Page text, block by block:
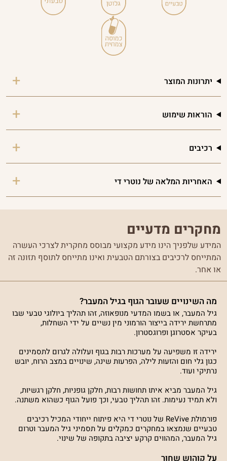
יתרונות המוצר
הוראות שימוש
רכיבים
האחריות המלאה של נוטרי די
מחקרים מדעיים
המידע שלפניך הינו מידע מקצועי מבוסס מחקרית לצרכי העשרה
המתייחס לרכיבים בצורתם הטבעית ואינו מתייחס לתוסף תזונה זה
או אחר.
מה השינויים שעובר הגוף בגיל המעבר?
גיל המעבר, או בשמו המדעי מנופאוזה, זהו תהליך ביולוגי טבעי שבו
מתרחשת ירידה בייצור הורמוני מין נשיים על ידי השחלות,
בעיקר אסטרוגן ופרוגסטרון.
ירידה זו משפיעה על מערכות רבות בגוף ועלולה לגרום לתסמינים
כגון גלי חום והזעות לילה, הפרעות שינה, שינויים במצב הרוח, יובש
נרתיקי ועוד.
גיל המעבר מביא איתו תחושות רבות, חלקן גופניות, חלקן רגשיות,
ולא תמיד נעימות. זהו תהליך טבעי, וכך פועל הגוף כשהוא משתנה.
פורמולת ReVive של נוטרי די היא פיתוח ייחודי המכיל רכיבים
טבעיים שנמצאו במחקרים כמקלים על תסמיני גיל המעבר וטרום
גיל המעבר, המהווים קרקע יציבה בתקופה של שינוי.
על קוהוש שחור